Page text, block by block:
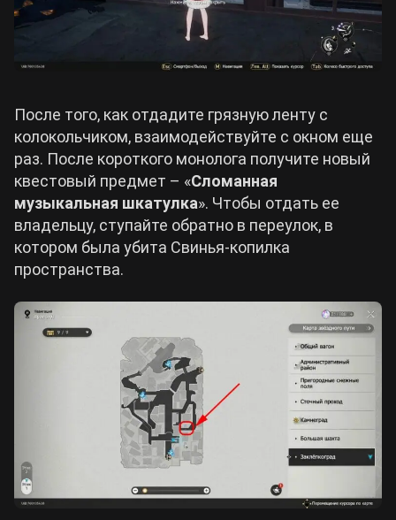
После того, как отдадите грязную ленту с
колокольчиком, взаимодействуйте с окном еще
раз. После короткого монолога получите новый
квестовый предмет – «Сломанная
музыкальная шкатулка». Чтобы отдать ее
владельцу, ступайте обратно в переулок, в
котором была убита Свинья-копилка
пространства.